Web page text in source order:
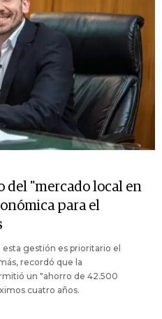
del "mercado local en
para el
gestión es prioritario el
recordó que la
un "ahorro de 42.500
cuatro años.